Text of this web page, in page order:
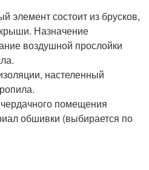
элемент состоит из брусков,
Назначение
воздушной прослойки
настеленный
помещения
обшивки (выбирается по